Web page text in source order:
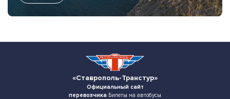
«Ставрополь-Транстур»
Официальный сайт
перевозчика Билеты на автобусы